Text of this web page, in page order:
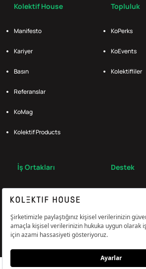
Kolektif House
Manifesto
Kariyer
Basın
Referanslar
KoMag
Kolektif Products
Topluluk
KoPerks
KoEvents
Kolektifliler
İş Ortakları Destek